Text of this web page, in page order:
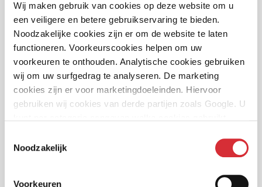
Wij maken gebruik van cookies op deze website om u
een veiligere en betere gebruikservaring te bieden.
Noodzakelijke cookies zijn er om de website te laten
functioneren. Voorkeurscookies helpen om uw
voorkeuren te onthouden. Analytische cookies gebruiken
wij om uw surfgedrag te analyseren. De marketing
cookies zijn er voor marketingdoeleinden. Hiervoor
gebruiken wij cookies van derde partijen zoals Google. U
Noodzakelijk
Voorkeuren
‘We sturen niet alleen op cijfers, maar ook op
impact’
Terugblik op event Goed Werkgeverschap in
Johan Cruijff Arena
ClassicCarRatings en Turien & Co. bij Heaven911
Een terugblik op onze automotive
Het is weer genieten geblazen bij Wheels
Nederlandse brandwondenzorg staat